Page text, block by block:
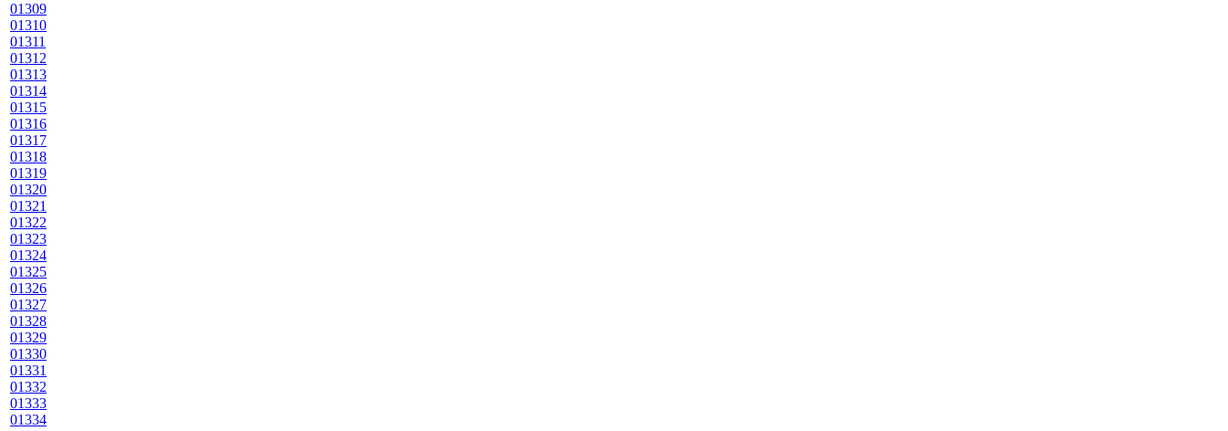
01309
01310
01311
01312
01313
01314
01315
01316
01317
01318
01319
01320
01321
01322
01323
01324
01325
01326
01327
01328
01329
01330
01331
01332
01333
01334